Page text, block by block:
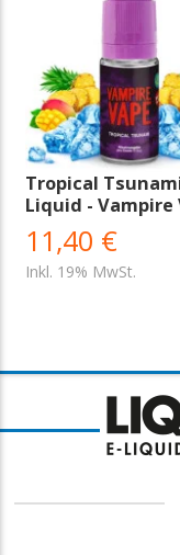
Tropical
Liquid - Vampire
11,40 €
Inkl. 19% MwSt.